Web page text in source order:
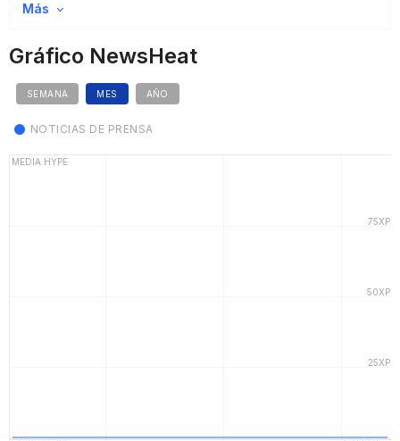
Más
Gráfico NewsHeat
SEMANA MES AÑO
NOTICIAS DE PRENSA